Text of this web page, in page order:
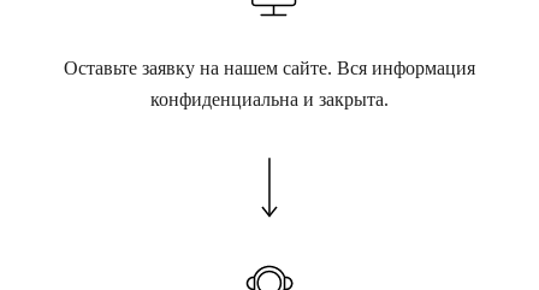
Оставьте заявку на нашем сайте. Вся информация
конфиденциальна и закрыта.